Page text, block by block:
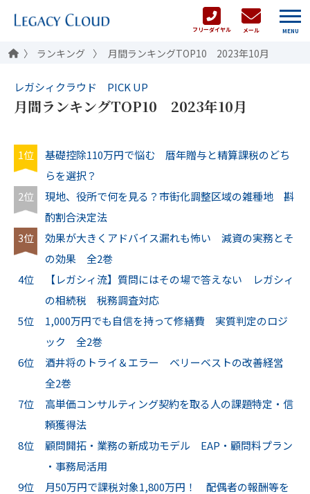
フリーダイヤル メール MENU
ランキング 月間ランキングTOP10 2023年10月
レガシィクラウド PICK UP
月間ランキングTOP10 2023年10月
1位
基礎控除110万円で悩む 暦年贈与と精算課税のどち
らを選択？
2位
現地、役所で何を見る？市街化調整区域の雑種地 斟
酌割合決定法
3位
効果が大きくアドバイス漏れも怖い 減資の実務とそ
の効果 全2巻
4位
【レガシィ流】質問にはその場で答えない レガシィ
の相続税 税務調査対応
5位
1,000万円でも自信を持って修繕費 実質判定のロジ
ック 全2巻
6位
酒井将のトライ＆エラー ベリーベストの改善経営
全2巻
7位
高単価コンサルティング契約を取る人の課題特定・信
頼獲得法
8位
顧問開拓・業務の新成功モデル EAP・顧問料プラン
・事務局活用
9位
月50万円で課税対象1,800万円！ 配偶者の報酬等を